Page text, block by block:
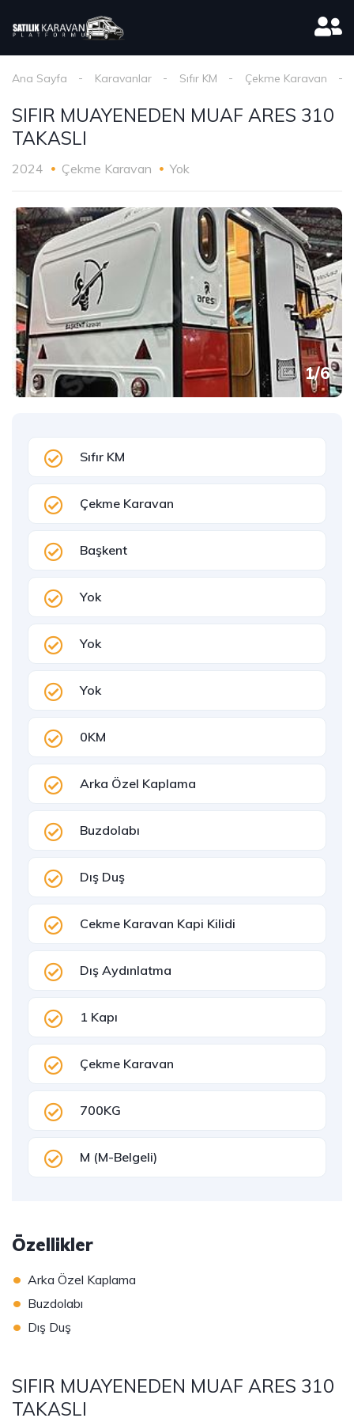
Ana Sayfa Karavanlar Sıfır KM Çekme Karavan
SIFIR MUAYENEDEN MUAF ARES 310
TAKASLI
2024 Çekme Karavan Yok
1/6
Sıfır KM
Çekme Karavan
Başkent
Yok
Yok
Yok
0KM
Arka Özel Kaplama
Buzdolabı
Dış Duş
Cekme Karavan Kapi Kilidi
Dış Aydınlatma
1 Kapı
Çekme Karavan
700KG
M (M-Belgeli)
Özellikler
• Arka Özel Kaplama
• Buzdolabı
• Dış Duş
SIFIR MUAYENEDEN MUAF ARES 310
TAKASLI